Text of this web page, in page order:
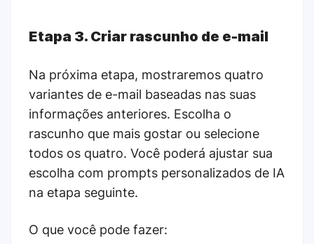
Etapa 3. Criar rascunho de e-mail
Na próxima etapa, mostraremos quatro
variantes de e-mail baseadas nas suas
informações anteriores. Escolha o
rascunho que mais gostar ou selecione
todos os quatro. Você poderá ajustar sua
escolha com prompts personalizados de IA
na etapa seguinte.
O que você pode fazer: